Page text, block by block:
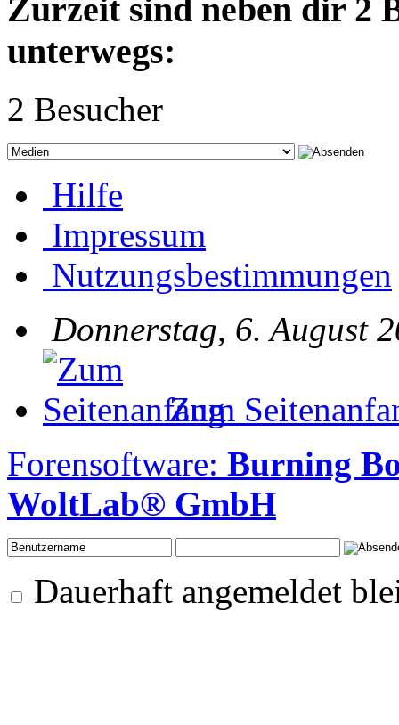
Zurzeit sind neben dir 2
unterwegs:
2 Besucher
Hilfe
Impressum
Nutzungsbestimmungen
Donnerstag, 6. August
Zum
Forensoftware: Burning
WoltLab® GmbH
Dauerhaft angemeldet